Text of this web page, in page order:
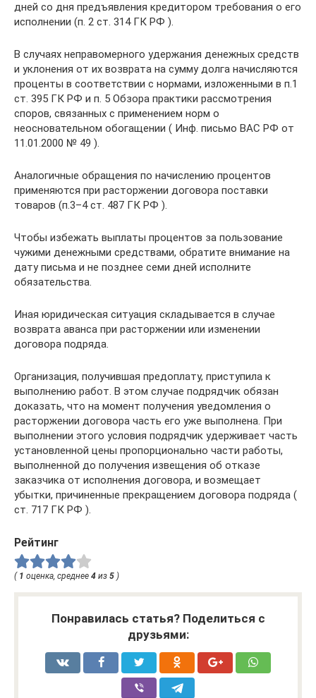
дней со дня предъявления кредитором требования о его
исполнении (п. 2 ст. 314 ГК РФ ).
В случаях неправомерного удержания денежных средств
и уклонения от их возврата на сумму долга начисляются
проценты в соответствии с нормами, изложенными в п.1
ст. 395 ГК РФ и п. 5 Обзора практики рассмотрения
споров, связанных с применением норм о
неосновательном обогащении ( Инф. письмо ВАС РФ от
11.01.2000 № 49 ).
Аналогичные обращения по начислению процентов
применяются при расторжении договора поставки
товаров (п.3–4 ст. 487 ГК РФ ).
Чтобы избежать выплаты процентов за пользование
чужими денежными средствами, обратите внимание на
дату письма и не позднее семи дней исполните
обязательства.
Иная юридическая ситуация складывается в случае
возврата аванса при расторжении или изменении
договора подряда.
Организация, получившая предоплату, приступила к
выполнению работ. В этом случае подрядчик обязан
доказать, что на момент получения уведомления о
расторжении договора часть его уже выполнена. При
выполнении этого условия подрядчик удерживает часть
установленной цены пропорционально части работы,
выполненной до получения извещения об отказе
заказчика от исполнения договора, и возмещает
убытки, причиненные прекращением договора подряда (
ст. 717 ГК РФ ).
Рейтинг
( 1 оценка, среднее 4 из 5 )
Понравилась статья? Поделиться с
друзьями: